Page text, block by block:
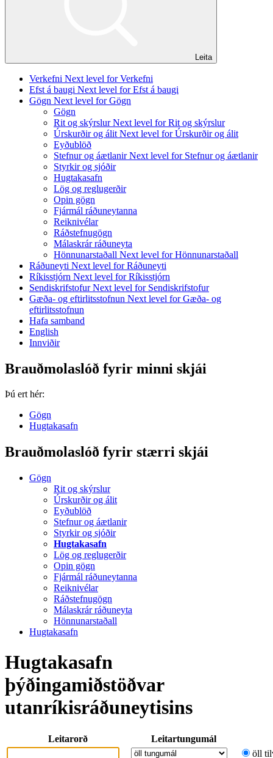
Leita
Verkefni Next level for Verkefni
Efst á baugi Next level for Efst á baugi
Gögn Next level for Gögn
Gögn
Rit og skýrslurNext level for Rit og skýrslur
Úrskurðir og álit Next level for Úrskurðir og álit
Eyðublöð
Stefnur og áætlanirNext level for Stefnur og áætlanir
Styrkir og sjóðir
Hugtakasafn
Lög og reglugerðir
Opin gögn
Fjármál ráðuneytanna
Reiknivélar
Ráðstefnugögn
Málaskrár ráðuneyta
Hönnunarstaðall Next level for Hönnunarstaðall
Ráðuneyti Next level for Ráðuneyti
Ríkisstjórn Next level for Ríkisstjórn
SendiskrifstofurNext level for Sendiskrifstofur
Gæða- og eftirlitsstofnun Next level for Gæða- og
eftirlitsstofnun
Hafa samband
English
Innviðir
Brauðmolaslóð fyrir minni skjái
Þú ert hér:
Gögn
Hugtakasafn
Brauðmolaslóð fyrir stærri skjái
Gögn
Rit og skýrslur
Úrskurðir og álit
Eyðublöð
Stefnur og áætlanir
Styrkir og sjóðir
Hugtakasafn
Lög og reglugerðir
Opin gögn
Fjármál ráðuneytanna
Reiknivélar
Ráðstefnugögn
Málaskrár ráðuneyta
Hönnunarstaðall
Hugtakasafn
Hugtakasafn
þýðingamiðstöðvar
utanríkisráðuneytisins
Leitarorð
Leitartungumál
öll